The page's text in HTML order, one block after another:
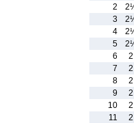
2
3
4
5
6
2
7
2
8
2
9
2
10
2
11
2